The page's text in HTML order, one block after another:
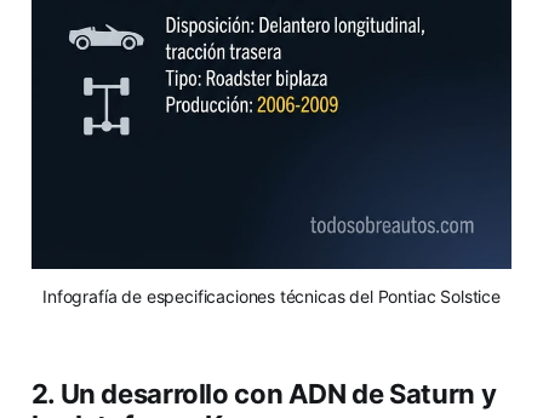
Infografía de especificaciones técnicas del Pontiac Solstice
2. Un desarrollo con ADN de Saturn y